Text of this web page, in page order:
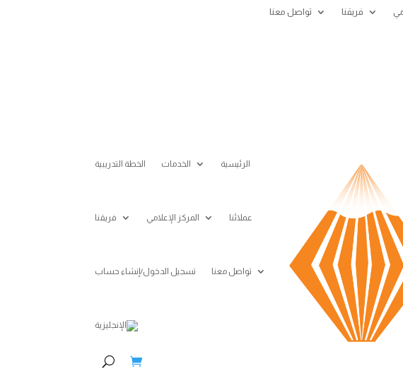
فريقنا تواصل معنا
الرئيسية الخدمات الخطة التدريبية
عملائنا المركز الإعلامي فريقنا
تواصل معنا تسجيل الدخول/إنشاء حساب